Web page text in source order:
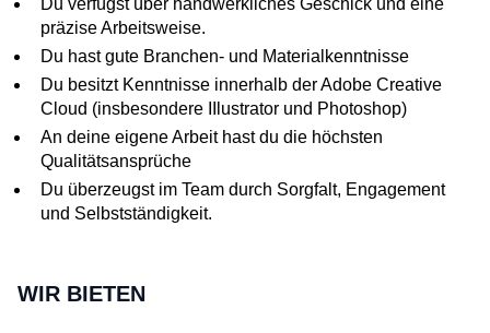
Du verfügst über handwerkliches Geschick und eine
präzise Arbeitsweise.
Du hast gute Branchen- und Materialkenntnisse
Du besitzt Kenntnisse innerhalb der Adobe Creative
Cloud (insbesondere IIlustrator und Photoshop)
An deine eigene Arbeit hast du die höchsten
Qualitätsansprüche
Du überzeugst im Team durch Sorgfalt, Engagement
und Selbstständigkeit.
WIR BIETEN